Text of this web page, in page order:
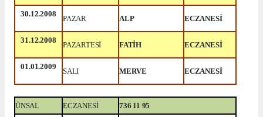
30.12.2008
PAZAR ALP ECZANESİ
31.12.2008
PAZARTESİ FATİH ECZANESİ
01.01.2009
SALI MERVE ECZANESİ
ÜNSAL ECZANESİ
736 11 95